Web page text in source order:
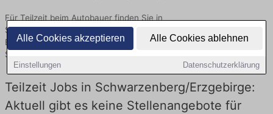
Alle Cookies akzeptieren Alle Cookies ablehnen
Einstellungen Datenschutzerklärung
Für Teilzeit beim Autobauer finden Sie in
Schwarzenberg/Erzgebirge hier die aktuellsten Angebote.
Entdecken Sie freie Optionen von Top-Arbeitgebern und bewerben
Sie sich noch heute.
Teilzeit Jobs in Schwarzenberg/Erzgebirge:
Aktuell gibt es keine Stellenangebote für